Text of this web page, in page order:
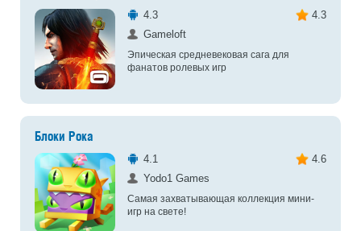
4.3
4.3
Gameloft
Эпическая средневековая сага для
фанатов ролевых игр
Блоки Рока
4.1
4.6
Yodo1 Games
Самая захватывающая коллекция мини-
игр на свете!